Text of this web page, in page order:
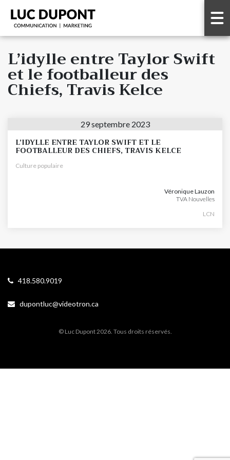
L’idylle entre Taylor Swift
et le footballeur des
Chiefs, Travis Kelce
29 septembre 2023
L’IDYLLE ENTRE TAYLOR SWIFT ET LE
FOOTBALLEUR DES CHIEFS, TRAVIS KELCE
Culture populaire
Véronique Lauzon
TVA Nouvelles
LCN
418.580.9019
dupontluc@videotron.ca
© Luc Dupont 2026. Tous droits réservés.